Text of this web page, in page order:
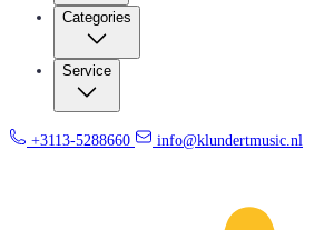
Categories
Service
+3113-5288660 info@klundertmusic.nl